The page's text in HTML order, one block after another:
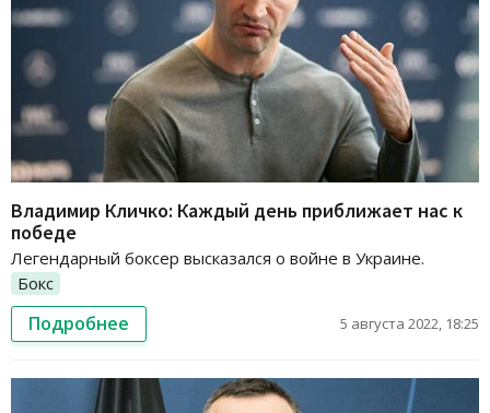
Владимир Кличко: Каждый день приближает нас к
победе
Легендарный боксер высказался о войне в Украине.
Бокс
Подробнее 5 августа 2022, 18:25